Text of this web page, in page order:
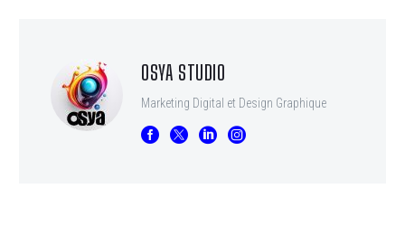
OSYA STUDIO
Marketing Digital et Design Graphique